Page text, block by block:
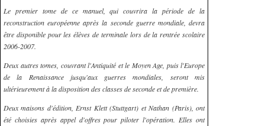
Le premier tome de ce manuel, qui couvrira la période de la
reconstruction européenne après la seconde guerre mondiale, devra
être disponible pour les élèves de terminale lors de la rentrée scolaire
2006-2007.
Deux autres tomes, couvrant l'Antiquité et le Moyen Age, puis l'Europe
de la Renaissance jusqu'aux guerres mondiales, seront mis
ultérieurement à la disposition des classes de seconde et de première.
Deux maisons d'édition, Ernst Klett (Stuttgart) et Nathan (Paris), ont
été choisies après appel d'offres pour piloter l'opération. Elles ont